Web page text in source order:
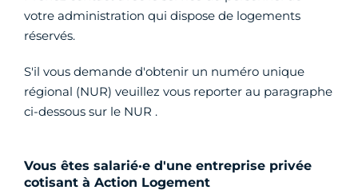
votre administration qui dispose de logements
réservés.
S'il vous demande d'obtenir un numéro unique
régional (NUR) veuillez vous reporter au paragraphe
ci-dessous sur le NUR .
Vous êtes salarié·e d'une entreprise privée
cotisant à Action Logement